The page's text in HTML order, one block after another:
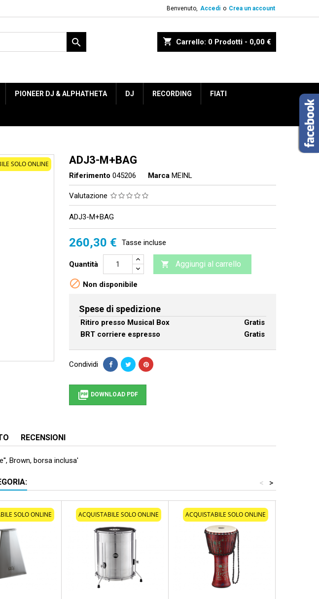
Benvenuto, Accedi o Crea un account
shopping_cart Carrello: 0 Prodotti - 0,00 €

PIONEER DJ & ALPHATHETA DJ RECORDING FIATI
SOLO ONLINE ADJ3-M+BAG
Riferimento 045206 Marca MEINL
Valutazione
ADJ3-M+BAG
260,30 € Tasse incluse
Quantità  Aggiungi al carrello
 Non disponibile
Spese di spedizione
Ritiro presso Musical Box
Gratis
BRT corriere espresso
Gratis
Condividi
 DOWNLOAD PDF
RECENSIONI
Brown, borsa inclusa'
>
<
SOLO ONLINE ACQUISTABILE SOLO ONLINE ACQUISTABILE SOLO ONLINE